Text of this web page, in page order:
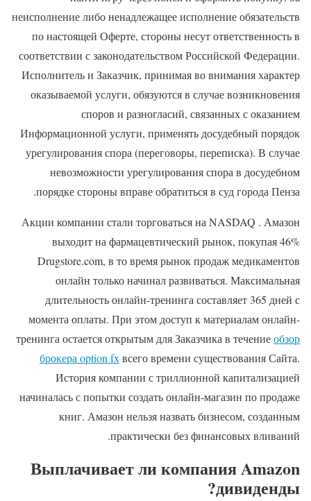
неисполнение либо ненадлежащее исполнение обязательств
по настоящей Оферте, стороны несут ответственность в
соответствии с законодательством Российской Федерации.
Исполнитель и Заказчик, принимая во внимания характер
оказываемой услуги, обязуются в случае возникновения
споров и разногласий, связанных с оказанием
Информационной услуги, применять досудебный порядок
урегулирования спора (переговоры, переписка). В случае
невозможности урегулирования спора в досудебном
порядке стороны вправе обратиться в суд города Пенза.
Акции компании стали торговаться на NASDAQ . Амазон
выходит на фармацевтический рынок, покупая 46%
Drugstore.com, в то время рынок продаж медикаментов
онлайн только начинал развиваться. Максимальная
длительность онлайн-тренинга составляет 365 дней с
момента оплаты. При этом доступ к материалам онлайн-
тренинга остается открытым для Заказчика в течениеобзор
брокера option fx всего времени существования Сайта.
История компании с триллионной капитализацией
начиналась с попытки создать онлайн-магазин по продаже
книг. Амазон нельзя назвать бизнесом, созданным
практически без финансовых вливаний.
Выплачивает ли компания Amazon
дивиденды?